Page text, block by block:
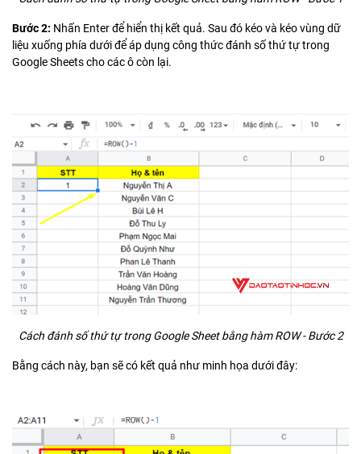
Bước 2: Nhấn Enter để hiển thị kết quả. Sau đó kéo và kéo vùng dữ
liệu xuống phía dưới để áp dụng công thức đánh số thứ tự trong
Google Sheets cho các ô còn lại.
Cách đánh số thứ tự trong Google Sheet bằng hàm ROW - Bước 2
Bằng cách này, bạn sẽ có kết quả như minh họa dưới đây: